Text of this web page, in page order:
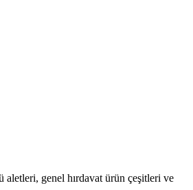
aletleri, genel hırdavat ürün çeşitleri ve